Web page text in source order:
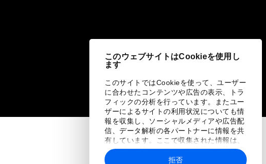
このウェブサイトはCookieを使用し
ます
このサイトではCookieを使って、ユーザー
に合わせたコンテンツや広告の表示、トラ
フィックの分析を行っています。またユー
ザーによるサイトの利用状況についても情
報を収集し、ソーシャルメディアや広告配
信、データ解析の各パートナーに情報を共
有しています。ここで収集された情報は、
ユーザーが各パートナーに提供した他の情
報や各パートナーのサービスを使用した際
拒否